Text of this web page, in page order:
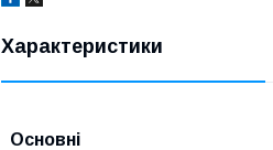
Характеристики
Основні